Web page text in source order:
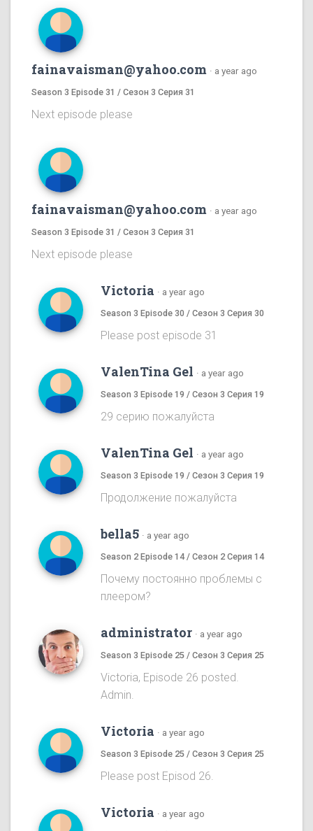
fainavaisman@yahoo.com · a year ago
Season 3 Episode 31 / Сезон 3 Серия 31
Next episode please
fainavaisman@yahoo.com · a year ago
Season 3 Episode 31 / Сезон 3 Серия 31
Next episode please
Victoria · a year ago
Season 3 Episode 30 / Сезон 3 Серия 30
Please post episode 31
ValenTina Gel · a year ago
Season 3 Episode 19 / Сезон 3 Серия 19
29 серию пожалуйста
ValenTina Gel · a year ago
Season 3 Episode 19 / Сезон 3 Серия 19
Продолжение пожалуйста
bella5 · a year ago
Season 2 Episode 14 / Сезон 2 Серия 14
Почему постоянно проблемы с
плеером?
administrator · a year ago
Season 3 Episode 25 / Сезон 3 Серия 25
Victoria, Episode 26 posted.
Admin.
Victoria · a year ago
Season 3 Episode 25 / Сезон 3 Серия 25
Please post Episod 26.
Victoria · a year ago